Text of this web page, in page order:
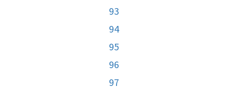
93
94
95
96
97